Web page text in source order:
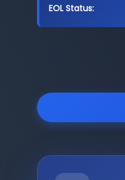
EOL Status: